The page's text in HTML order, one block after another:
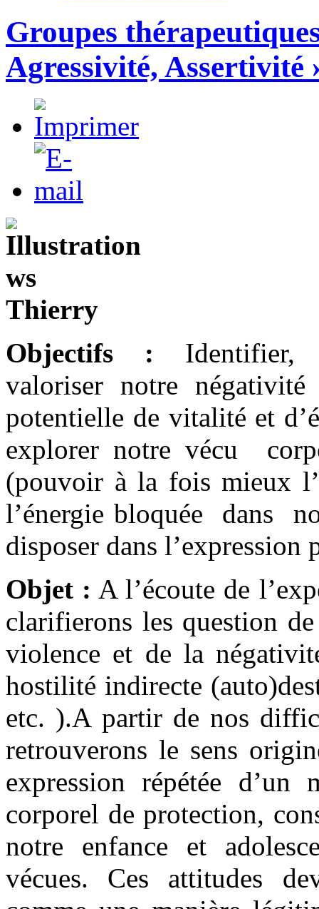
Groupes
Agressivité, Assertivité
Objectifs : Identifier,
valoriser notre négativité
potentielle de vitalité et
explorer notre vécu
(pouvoir à la fois mieux
l’énergie bloquée dans
disposer dans
Objet : A l’écoute de
clarifierons les question
violence et de la
hostilité indirecte
etc. ).A partir de nos
retrouverons le sens
expression répétée d’un
corporel de protection,
notre enfance et
vécues. Ces attitudes